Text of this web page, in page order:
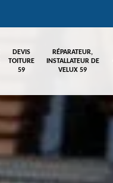
DEVIS
TOITURE
59
RÉPARATEUR,
INSTALLATEUR DE
VELUX 59